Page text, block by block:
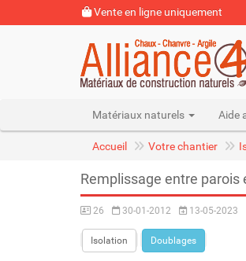
Vente en ligne uniquement
Matériaux naturels Aide
Accueil Votre chantier
Remplissage entre parois
26 30-01-2012 13-05-2023
Isolation Doublages